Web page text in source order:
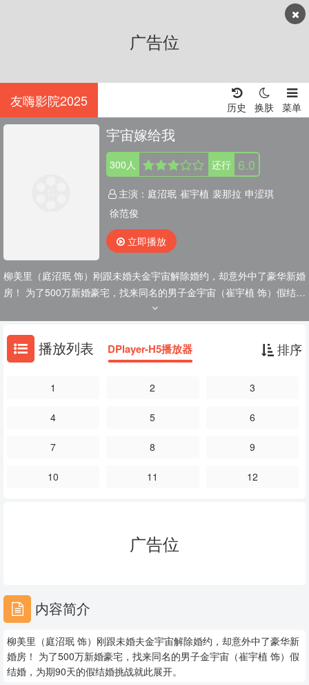
广告位
友嗨影院2025 菜单
换肤
历史
宇宙嫁给我
300人 还行 6.0
主演： 庭沼珉 崔宇植 裴那拉 申涩琪
徐范俊
立即播放
柳美里（庭沼珉 饰）刚跟未婚夫金宇宙解除婚约，却意外中了豪华新婚
房！ 为了500万新婚豪宅，找来同名的男子金宇宙（崔宇植 饰）假结
婚，为期90天的假结婚挑战就此展开。
播放列表 排序
DPlayer-H5播放器
1 2 3
4 5 6
7 8 9
10 11 12
广告位
内容简介
柳美里（庭沼珉 饰）刚跟未婚夫金宇宙解除婚约，却意外中了豪华新
婚房！ 为了500万新婚豪宅，找来同名的男子金宇宙（崔宇植 饰）假
结婚，为期90天的假结婚挑战就此展开。